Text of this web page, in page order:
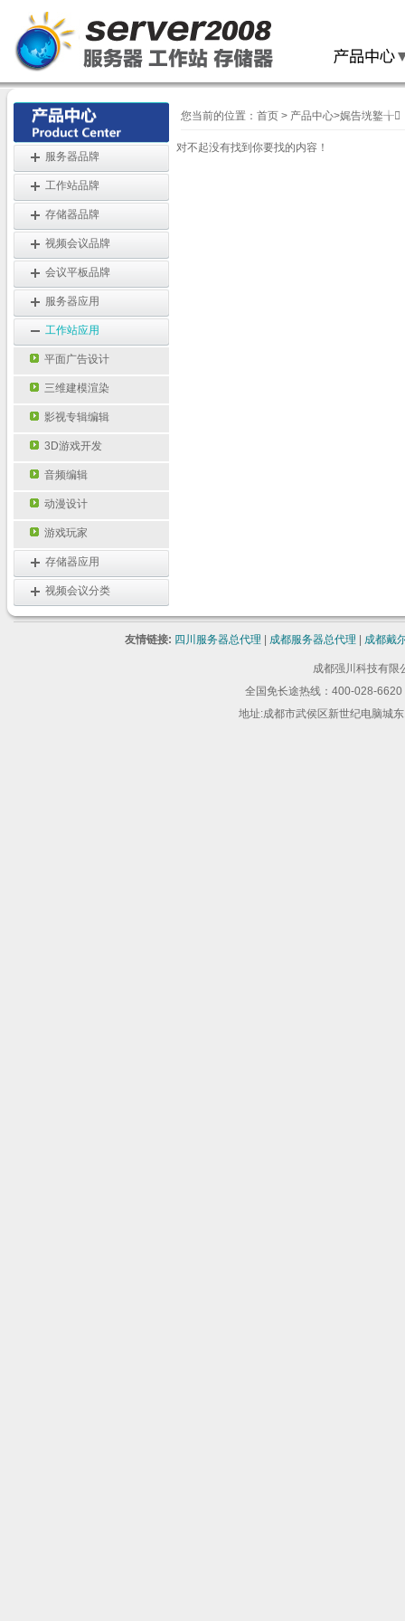
服务器品牌
工作站品牌
存储器品牌
视频会议品牌
会议平板品牌
服务器应用
工作站应用
平面广告设计
三维建模渲染
影视专辑编辑
3D游戏开发
音频编辑
动漫设计
游戏玩家
存储器应用
视频会议分类
您当前的位置： 首页 > 产品中心>娓告垙鐜╁
对不起没有找到你要找的内容！
友情链接: 四川服务器总代理 成都服务器总代理 成都戴
成都强川科技有限
全国免长途热线：400-028-
地址:成都市武侯区新世纪电脑